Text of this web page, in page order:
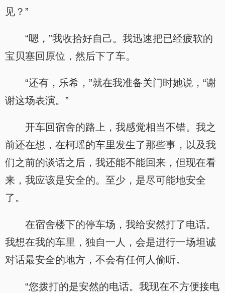
见？”
“嗯，”我收拾好自己。我迅速把已经疲软的
宝贝塞回原位，然后下了车。
“还有，乐希，”就在我准备关门时她说，“谢
谢这场表演。”
开车回宿舍的路上，我感觉相当不错。我之
前还在想，在柯瑶的车里发生了那些事，以及我
们之前的谈话之后，我还能不能回来，但现在看
来，我应该是安全的。至少，是尽可能地安全
了。
在宿舍楼下的停车场，我给安然打了电话。
我想在我的车里，独自一人，会是进行一场坦诚
对话最安全的地方，不会有任何人偷听。
“您拨打的是安然的电话。我现在不方便接电